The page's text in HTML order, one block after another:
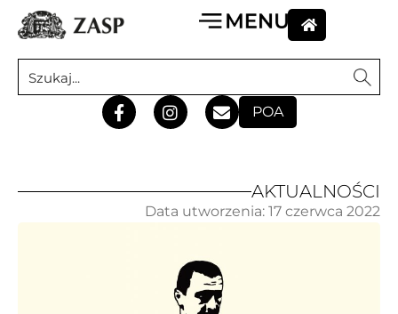
POA
AKTUALNOŚCI
Data utworzenia: 17 czerwca 2022